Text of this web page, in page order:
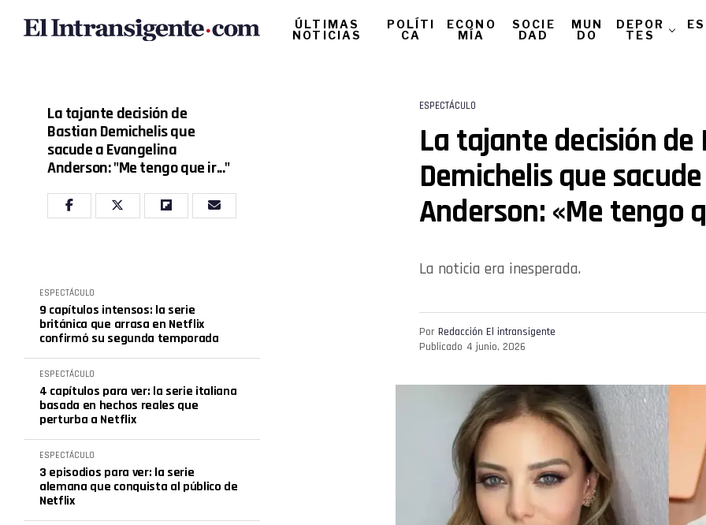
ÚLTIMAS
NOTICIAS
POLÍTI
CA
ECONO
MÍA
SOCIE
DAD
MUN
DO
DEPOR
TES
La tajante decisión de
Bastian Demichelis que
sacude a Evangelina
Anderson: "Me tengo que ir..."
ESPECTÁCULO
9 capítulos intensos: la serie
británica que arrasa en Netflix
confirmó su segunda temporada
ESPECTÁCULO
4 capítulos para ver: la serie italiana
basada en hechos reales que
perturba a Netflix
ESPECTÁCULO
3 episodios para ver: la serie
alemana que conquista al público de
Netflix
ESPECTÁCULO
La tajante decisión de
Demichelis que
Anderson: «Me tengo
La noticia era inesperada.
Por Redacción El intransigente
Publicado 4 junio, 2026